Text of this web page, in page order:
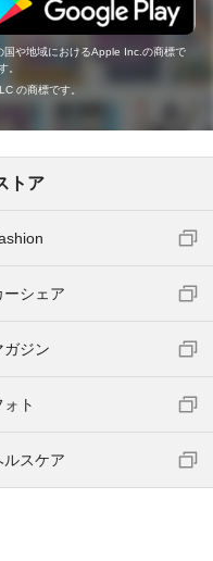
や地域におけるApple Inc.の商標で
。
の商標です。
トア
ーシェア
ガジン
ト
ルスケア